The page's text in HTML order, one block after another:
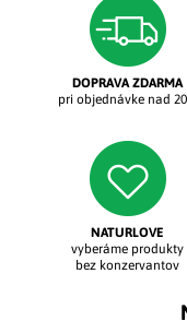
DOPRAVA ZDARMA
pri objednávke nad
NATURLOVE
vyberáme produkty
bez konzervantov